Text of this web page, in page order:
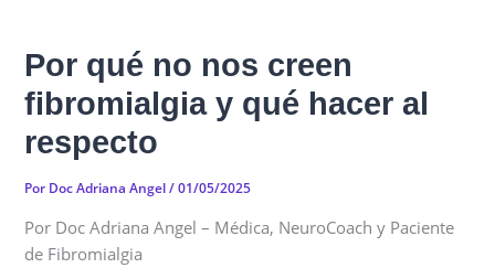
Por qué no nos creen
fibromialgia y qué hacer al
respecto
Por Doc Adriana Angel/01/05/2025
Por Doc Adriana Angel – Médica, NeuroCoach y Paciente
de Fibromialgia